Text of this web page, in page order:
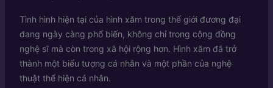
Tình hình hiện tại của hình xăm trong thế giới đương đại
đang ngày càng phổ biến, không chỉ trong cộng đồng
nghệ sĩ mà còn trong xã hội rộng hơn. Hình xăm đã trở
thành một biểu tượng cá nhân và một phần của nghệ
thuật thể hiện cá nhân.